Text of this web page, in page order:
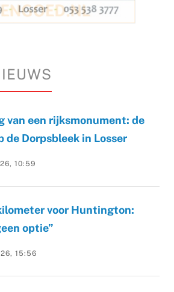
van een rijksmonument: de
de Dorpsbleek in Losser
10:59
voor Huntington:
optie”
15:56